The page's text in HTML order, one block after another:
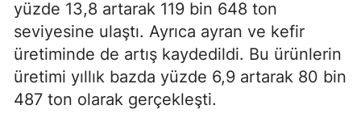
yüzde 13,8 artarak 119 bin 648 ton
seviyesine ulaştı. Ayrıca ayran ve kefir
üretiminde de artış kaydedildi. Bu ürünlerin
üretimi yıllık bazda yüzde 6,9 artarak 80 bin
487 ton olarak gerçekleşti.